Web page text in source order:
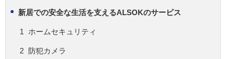
新居での安全な生活を支えるALSOKのサービス
ホームセキュリティ
防犯カメラ